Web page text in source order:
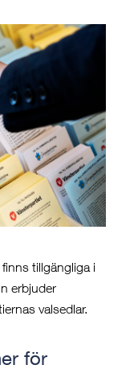
tillgängliga i
erbjuder
valsedlar.
för